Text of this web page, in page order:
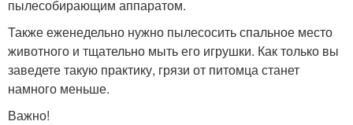
пылесобирающим аппаратом.
Также еженедельно нужно пылесосить спальное место
животного и тщательно мыть его игрушки. Как только вы
заведете такую практику, грязи от питомца станет
намного меньше.
Важно!